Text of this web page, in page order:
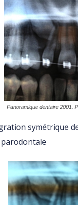
Panoramique dentaire 2001.
symétrique